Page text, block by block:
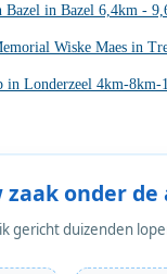
Bazel in Bazel 6,4km -
Wiske Maes in
in Londerzeel 4km-8km-
zaak onder
gericht duizenden